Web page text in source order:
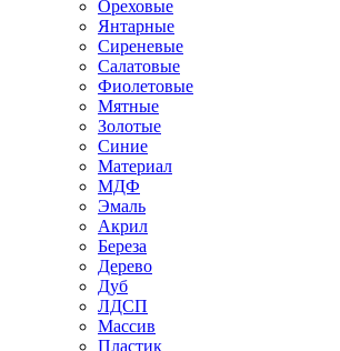
Ореховые
Янтарные
Сиреневые
Салатовые
Фиолетовые
Мятные
Золотые
Синие
Материал
МДФ
Эмаль
Акрил
Береза
Дерево
Дуб
ЛДСП
Массив
Пластик